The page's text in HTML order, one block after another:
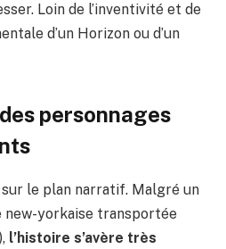
Loin de l’inventivité et de
d’un Horizon ou d’un
personnages
le plan narratif. Malgré un
yorkaise transportée
l’histoire s’avère très